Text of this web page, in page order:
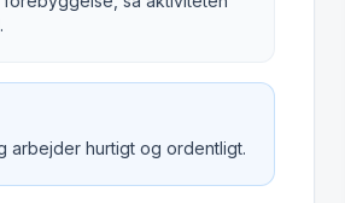
arbejder hurtigt og ordentligt.